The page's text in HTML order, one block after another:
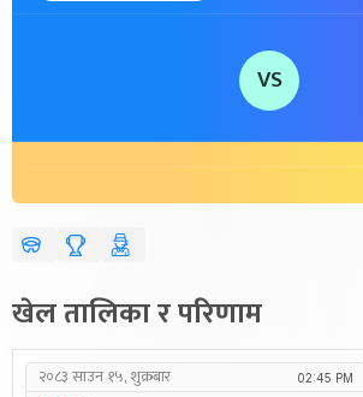
VS
खेल तालिका र परिणाम
२०८३ साउन १५, शुक्रबार 02:45 PM